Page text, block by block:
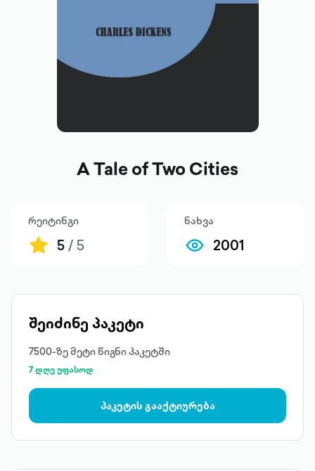
A Tale of Two Cities
რეიტინგი
5/ 5
ნახვა
2001
შეიძინე პაკეტი
7500-ზე მეტი წიგნი პაკეტში
7 დღე უფასოდ
პაკეტის გააქტიურება